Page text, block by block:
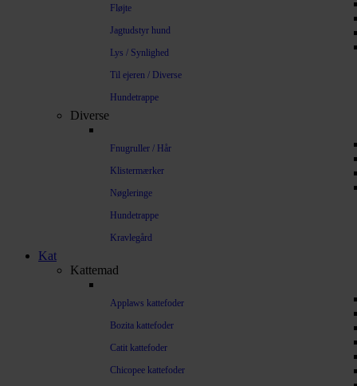
Fløjte
Jagtudstyr hund
Lys / Synlighed
Til ejeren / Diverse
Hundetrappe
Diverse
Fnugruller / Hår
Klistermærker
Nøgleringe
Hundetrappe
Kravlegård
Kat
Kattemad
Applaws kattefoder
Bozita kattefoder
Catit kattefoder
Chicopee kattefoder